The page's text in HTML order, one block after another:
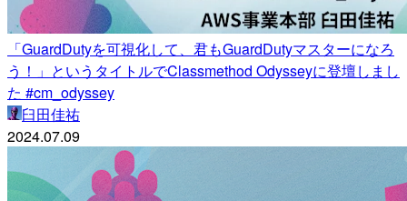
「GuardDutyを可視化して、君もGuardDutyマスターになろ
う！」というタイトルでClassmethod Odysseyに登壇しまし
た #cm_odyssey
臼田佳祐
2024.07.09